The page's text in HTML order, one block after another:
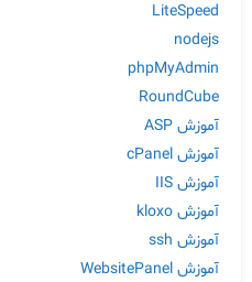
LiteSpeed
nodejs
phpMyAdmin
RoundCube
آموزش ASP
آموزش cPanel
آموزش IIS
آموزش kloxo
آموزش ssh
آموزش WebsitePanel